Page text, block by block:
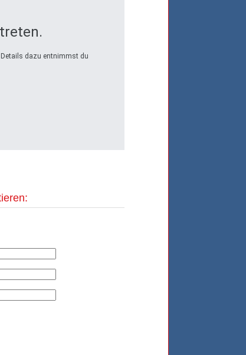
Details dazu entnimmst du